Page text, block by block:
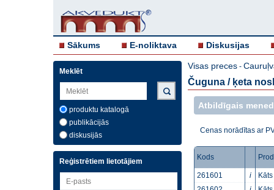
Sākums E-noliktava Diskusijas
Meklēt
produktu katalogā
publikācijās
diskusijās
Reģistrētiem lietotājiem
Visas preces -
Čuguna / ķeta
Atbildīgais
Cenas norādītas ar
Kods
261601 i